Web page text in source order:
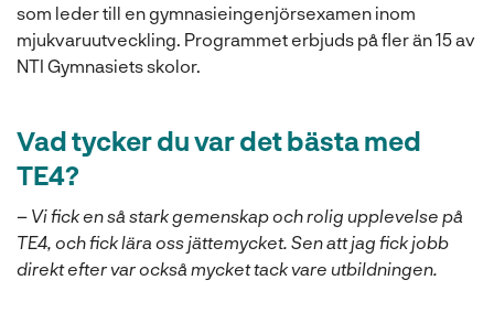
som leder till en gymnasieingenjörsexamen inom
mjukvaruutveckling. Programmet erbjuds på fler än 15 av
NTI Gymnasiets skolor.
Vad tycker du var det bästa med
TE4?
– Vi fick en så stark gemenskap och rolig upplevelse på
TE4, och fick lära oss jättemycket. Sen att jag fick jobb
direkt efter var också mycket tack vare utbildningen.